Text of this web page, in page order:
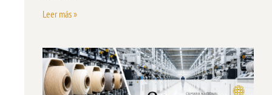
Leer más »